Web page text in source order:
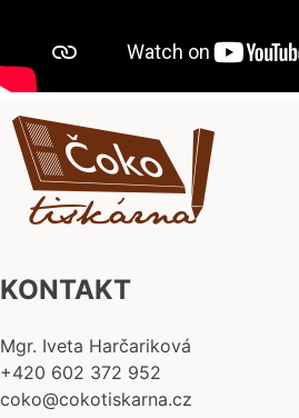
KONTAKT
Mgr. Iveta Harčariková
+420 602 372 952
coko@cokotiskarna.cz